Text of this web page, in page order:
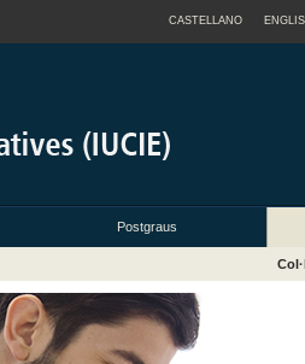
CASTELLANO
Postgraus